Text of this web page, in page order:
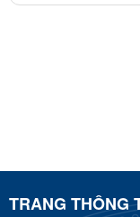
TRANG THÔNG